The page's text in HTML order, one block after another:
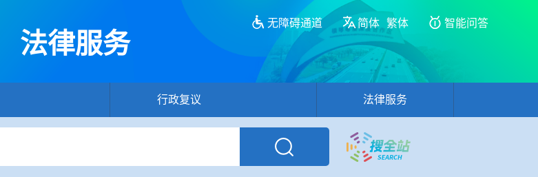
法律服务
无障碍通道 简体 繁体 智能问答
行政复议 法律服务